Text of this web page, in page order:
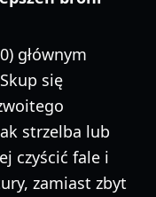
głównym
się
strzelba lub
czyścić fale i
zamiast zbyt